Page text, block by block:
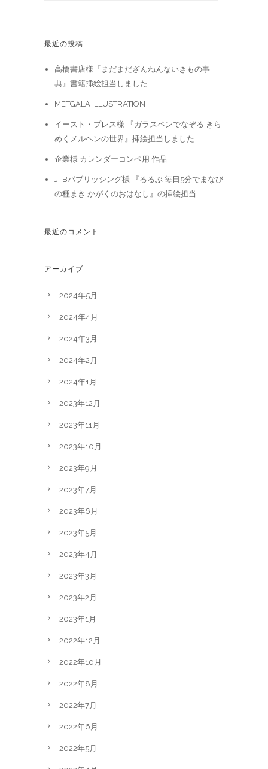
最近の投稿
高橋書店様『まだまだざんねんないきもの事
典』書籍挿絵担当しました
METGALA ILLUSTRATION
イースト・プレス様 『ガラスペンでなぞる きら
めくメルヘンの世界』挿絵担当しました
企業様 カレンダーコンペ用 作品
JTBパブリッシング様 『るるぶ 毎日5分でまなび
の種まき かがくのおはなし』の挿絵担当
最近のコメント
アーカイブ
2024年5月
2024年4月
2024年3月
2024年2月
2024年1月
2023年12月
2023年11月
2023年10月
2023年9月
2023年7月
2023年6月
2023年5月
2023年4月
2023年3月
2023年2月
2023年1月
2022年12月
2022年10月
2022年8月
2022年7月
2022年6月
2022年5月